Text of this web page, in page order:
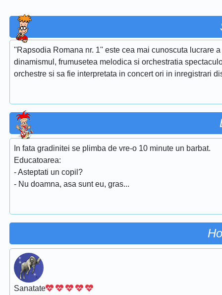
''Rapsodia Romana nr. 1'' este cea mai cunoscuta lucrare
dinamismul, frumusetea melodica si orchestratia
orchestre si sa fie interpretata in concert ori in inregistrari
In fata gradinitei se plimba de vre-o 10 minute un barbat.
Educatoarea:
- Asteptati un copil?
- Nu doamna, asa sunt eu, gras...
Sanatate